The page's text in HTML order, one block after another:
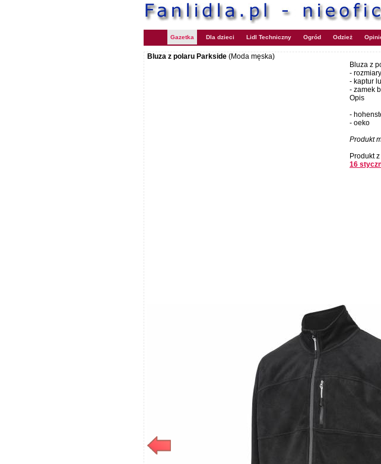
Gazetka Dla dzieci Lidl Techniczny Ogród Odzież
Bluza z polaru Parkside (Moda męska)
Bluza z
-
- kaptur
- zamek
Opis
-
- oeko
Produkt
Produkt z
16